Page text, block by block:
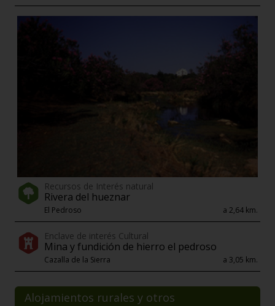
Recursos de Interés natural
Rivera del hueznar
El Pedroso a 2,64 km.
Enclave de interés Cultural
Mina y fundición de hierro el pedroso
Cazalla de la Sierra a 3,05 km.
Alojamientos rurales y otros